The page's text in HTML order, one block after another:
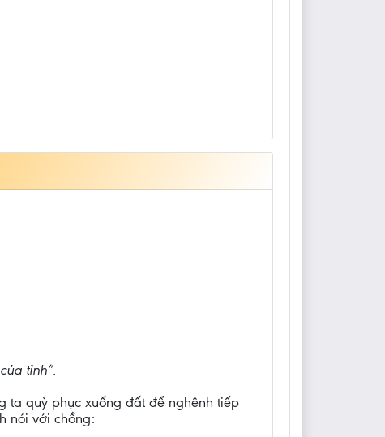
tỉnh”.
ta quỳ phục xuống đất để nghênh tiếp
nói với chồng: